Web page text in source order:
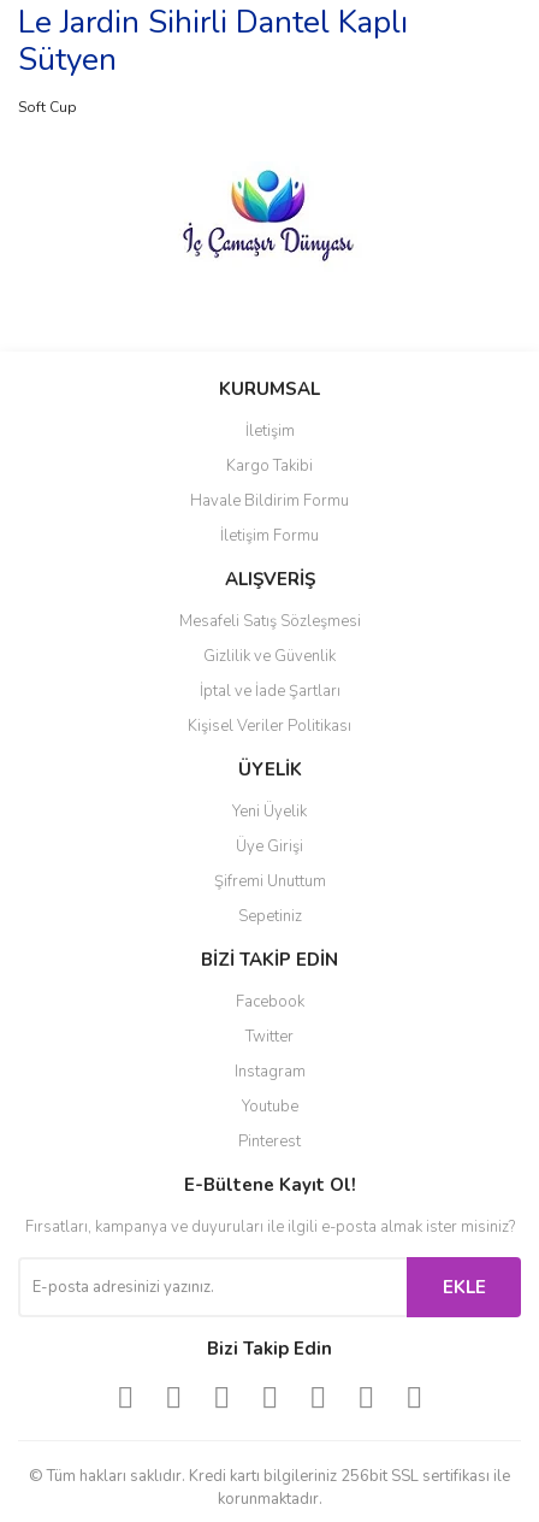
Le Jardin Sihirli Dantel Kaplı
Sütyen
Soft Cup
Bu ürüne ilk yorumu siz yapın!
Ürün resmi kalitesiz, bozuk veya görüntülenemiyor.
Ürün açıklamasında eksik bilgiler bulunuyor.
Ürün bilgilerinde hatalar bulunuyor.
Ürün fiyatı diğer sitelerden daha pahalı.
Gönder
KURUMSAL
İletişim
Kargo Takibi
Havale Bildirim Formu
İletişim Formu
ALIŞVERİŞ
Mesafeli Satış Sözleşmesi
Gizlilik ve Güvenlik
İptal ve İade Şartları
Kişisel Veriler Politikası
ÜYELİK
Yeni Üyelik
Üye Girişi
Şifremi Unuttum
Sepetiniz
BİZİ TAKİP EDİN
Facebook
Twitter
Instagram
Youtube
Pinterest
E-Bültene Kayıt Ol!
Fırsatları, kampanya ve duyuruları ile ilgili e-posta almak ister misiniz?
EKLE
Bizi Takip Edin
© Tüm hakları saklıdır. Kredi kartı bilgileriniz 256bit SSL sertifikası ile
korunmaktadır.